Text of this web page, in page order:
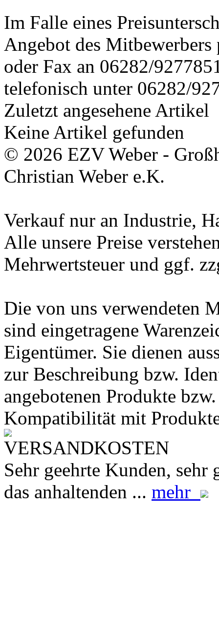
Im Falle eines
Angebot des
oder Fax an 06282/
telefonisch unter 06282/
Zuletzt angesehene Artikel
Keine Artikel gefunden
© 2026 EZV Weber -
Christian Weber e.K.
Verkauf nur an Industrie,
Alle unsere Preise
Mehrwertsteuer und ggf.
Die von uns verwendeten
sind eingetragene
Eigentümer. Sie dienen
zur Beschreibung bzw.
angebotenen Produkte
Kompatibilität mit
VERSANDKOSTEN
Sehr geehrte Kunden, sehr
das anhaltenden ... mehr